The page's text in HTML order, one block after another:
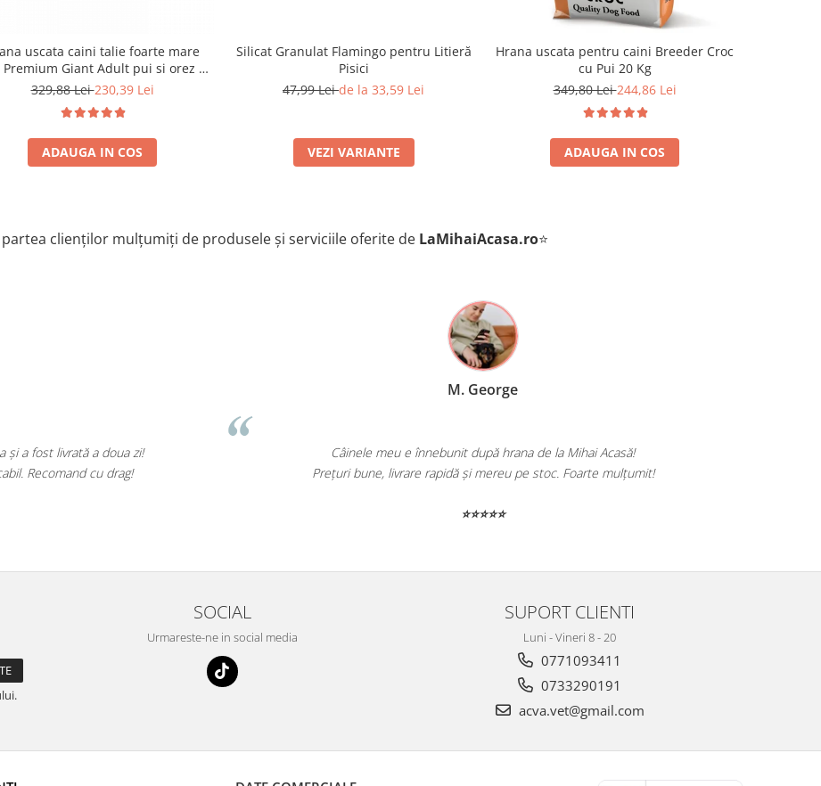
uscata caini talie foarte mare
Premium Giant Adult pui si orez 15
Kg
329,88 Lei230,39 Lei
ADAUGA IN COS
Silicat Granulat Flamingo pentru Litieră
Pisici
47,99 Leide la 33,59 Lei
VEZI VARIANTE
Hrana uscata pentru caini Breeder Croc
cu Pui 20 Kg
349,80 Lei244,86 Lei
ADAUGA IN COS
partea clienților mulțumiți de produsele și serviciile oferite de LaMihaiAcasa.ro⭐
și a fost livrată a doua zi!
Recomand cu drag!
M. George
Câinele meu e înnebunit după hrana de la Mihai Acasă!
Prețuri bune, livrare rapidă și mereu pe stoc. Foarte mulțumit!
⭐⭐⭐⭐⭐
SOCIAL
Urmareste-ne in social media
SUPORT CLIENTI
Luni - Vineri 8 - 20
0771093411
0733290191
acva.vet@gmail.com